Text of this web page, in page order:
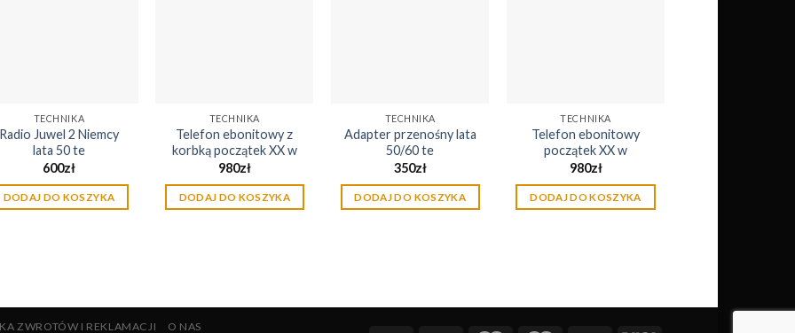
TECHNIKA
Radio Juwel 2 Niemcy
lata 50 te
600zł
DODAJ DO KOSZYKA
TECHNIKA
Telefon ebonitowy z
korbką początek XX w
980zł
DODAJ DO KOSZYKA
TECHNIKA
Adapter przenośny lata
50/60 te
350zł
DODAJ DO KOSZYKA
TECHNIKA
Telefon ebonitowy
początek XX w
980zł
DODAJ DO KOSZYKA
ZWROTÓW I REKLAMACJI O NAS